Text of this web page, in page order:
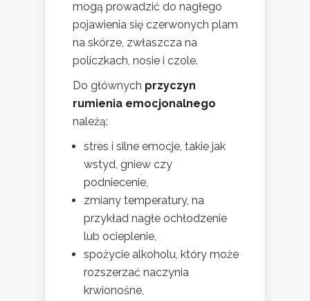
mogą prowadzić do nagłego
pojawienia się czerwonych plam
na skórze, zwłaszcza na
policzkach, nosie i czole.
Do głównych przyczyn
rumienia emocjonalnego
należą:
stres i silne emocje, takie jak
wstyd, gniew czy
podniecenie,
zmiany temperatury, na
przykład nagłe ochłodzenie
lub ocieplenie,
spożycie alkoholu, który może
rozszerzać naczynia
krwionośne,